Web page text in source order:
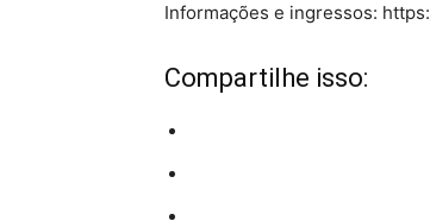
Informações e ingressos:
Compartilhe isso: